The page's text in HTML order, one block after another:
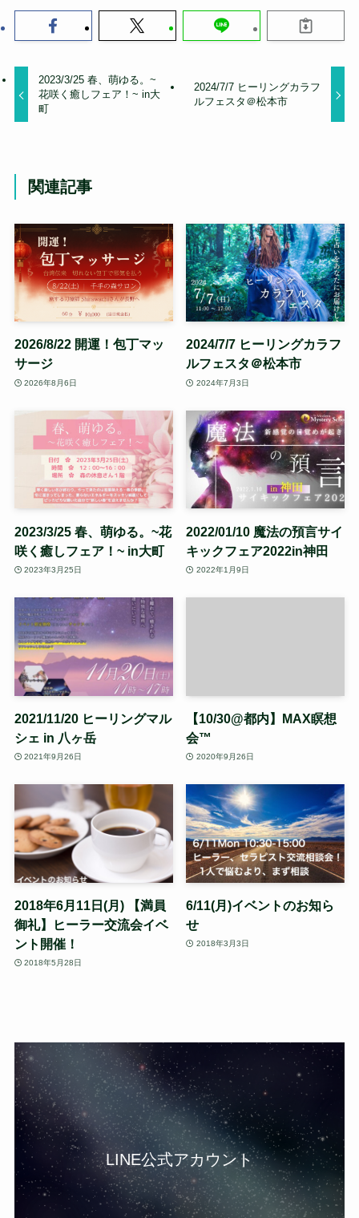
2023/3/25 春、萌ゆる。~
花咲く癒しフェア！~ in大
町
2024/7/7 ヒーリングカラフ
ルフェスタ＠松本市
関連記事
2026/8/22 開運！包丁マッ
サージ
2026年8月6日
2024/7/7 ヒーリングカラフ
ルフェスタ＠松本市
2024年7月3日
2023/3/25 春、萌ゆる。~花
咲く癒しフェア！~ in大町
2023年3月25日
2022/01/10 魔法の預言サイ
キックフェア2022in神田
2022年1月9日
2021/11/20 ヒーリングマル
シェ in 八ヶ岳
2021年9月26日
【10/30@都内】MAX瞑想
会™
2020年9月26日
2018年6月11日(月) 【満員
御礼】ヒーラー交流会イベ
ント開催！
2018年5月28日
6/11(月)イベントのお知ら
せ
2018年3月3日
LINE公式アカウント